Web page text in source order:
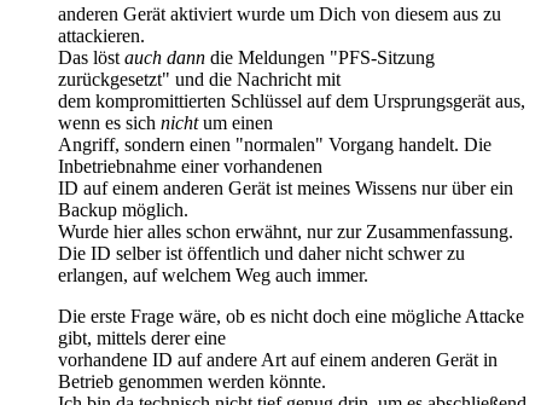
anderen Gerät aktiviert wurde um Dich von diesem aus zu
attackieren.
Das löst auch dann die Meldungen "PFS-Sitzung
zurückgesetzt" und die Nachricht mit
dem kompromittierten Schlüssel auf dem Ursprungsgerät aus,
wenn es sich nichtum einen
Angriff, sondern einen "normalen" Vorgang handelt. Die
Inbetriebnahme einer vorhandenen
ID auf einem anderen Gerät ist meines Wissens nur über ein
Backup möglich.
Wurde hier alles schon erwähnt, nur zur Zusammenfassung.
Die ID selber ist öffentlich und daher nicht schwer zu
erlangen, auf welchem Weg auch immer.
Die erste Frage wäre, ob es nicht doch eine mögliche Attacke
gibt, mittels derer eine
vorhandene ID auf andere Art auf einem anderen Gerät in
Betrieb genommen werden könnte.